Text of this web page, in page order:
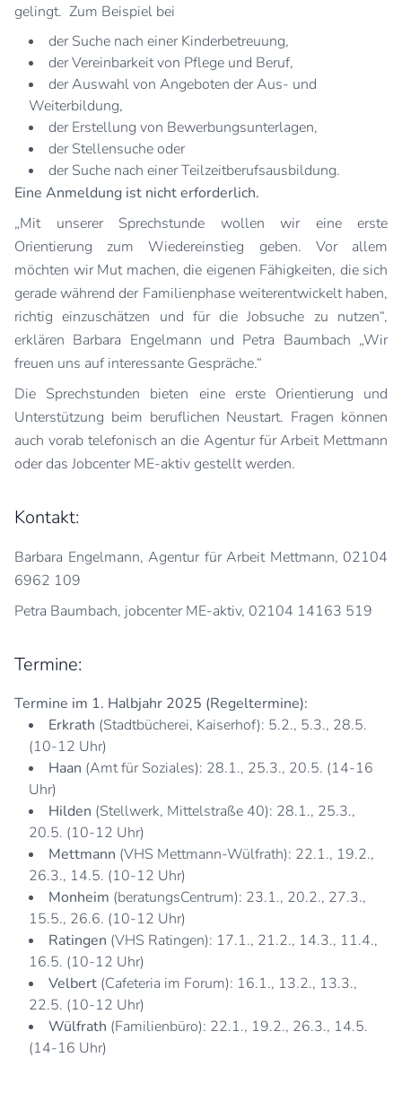
gelingt. Zum Beispiel bei
der Suche nach einer Kinderbetreuung,
der Vereinbarkeit von Pflege und Beruf,
der Auswahl von Angeboten der Aus- und
Weiterbildung,
der Erstellung von Bewerbungsunterlagen,
der Stellensuche oder
der Suche nach einer Teilzeitberufsausbildung.
Eine Anmeldung ist nicht erforderlich.
„Mit unserer Sprechstunde wollen wir eine erste
Orientierung zum Wiedereinstieg geben. Vor allem
möchten wir Mut machen, die eigenen Fähigkeiten, die sich
gerade während der Familienphase weiterentwickelt haben,
richtig einzuschätzen und für die Jobsuche zu nutzen“,
erklären Barbara Engelmann und Petra Baumbach „Wir
freuen uns auf interessante Gespräche.“
Die Sprechstunden bieten eine erste Orientierung und
Unterstützung beim beruflichen Neustart. Fragen können
auch vorab telefonisch an die Agentur für Arbeit Mettmann
oder das Jobcenter ME-aktiv gestellt werden.
Kontakt:
Barbara Engelmann, Agentur für Arbeit Mettmann, 02104
6962 109
Petra Baumbach, jobcenter ME-aktiv, 02104 14163 519
Termine:
Termine im 1. Halbjahr 2025 (Regeltermine):
Erkrath (Stadtbücherei, Kaiserhof): 5.2., 5.3., 28.5.
(10-12 Uhr)
Haan (Amt für Soziales): 28.1., 25.3., 20.5. (14-16
Uhr)
Hilden (Stellwerk, Mittelstraße 40): 28.1., 25.3.,
20.5. (10-12 Uhr)
Mettmann (VHS Mettmann-Wülfrath): 22.1., 19.2.,
26.3., 14.5. (10-12 Uhr)
Monheim (beratungsCentrum): 23.1., 20.2., 27.3.,
15.5., 26.6. (10-12 Uhr)
Ratingen (VHS Ratingen): 17.1., 21.2., 14.3., 11.4.,
16.5. (10-12 Uhr)
Velbert (Cafeteria im Forum): 16.1., 13.2., 13.3.,
22.5. (10-12 Uhr)
Wülfrath (Familienbüro): 22.1., 19.2., 26.3., 14.5.
(14-16 Uhr)